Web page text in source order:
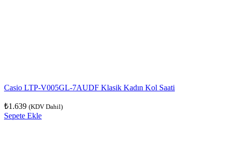
Casio LTP-V005GL-7AUDF Klasik Kadın Kol Saati
₺1.639 (KDV Dahil)
Sepete Ekle